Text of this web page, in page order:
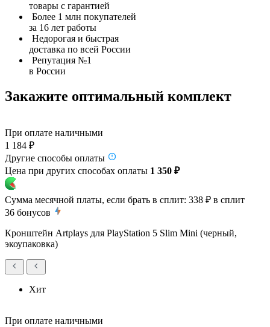
товары с гарантией
Более 1 млн покупателей
за 16 лет работы
Недорогая и быстрая
доставка по всей России
Репутация №1
в России
Закажите оптимальный комплект
При оплате наличными
1 184 ₽
Другие способы оплаты
Цена при других способах оплаты 1 350 ₽
Сумма месячной платы, если брать в сплит: 338 ₽ в сплит
36 бонусов
Кронштейн Artplays для PlayStation 5 Slim Mini (черный,
экоупаковка)
Хит
При оплате наличными